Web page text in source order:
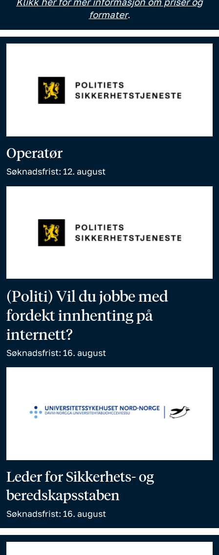
formater.
Operatør
Søknadsfrist: 12. august
(Politi) Vil du jobbe med
fordekt innhenting på
internett?
Søknadsfrist: 16. august
Leder for Sikkerhets- og
beredskapsstaben
Søknadsfrist: 16. august